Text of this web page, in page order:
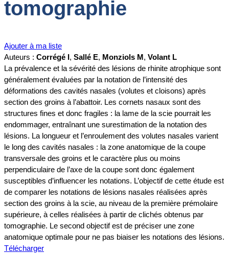
tomographie
Ajouter à ma liste
Auteurs : Corrégé I, Sallé E, Monziols M, Volant L
La prévalence et la sévérité des lésions de rhinite atrophique sont
généralement évaluées par la notation de l’intensité des
déformations des cavités nasales (volutes et cloisons) après
section des groins à l’abattoir. Les cornets nasaux sont des
structures fines et donc fragiles : la lame de la scie pourrait les
endommager, entraînant une surestimation de la notation des
lésions. La longueur et l’enroulement des volutes nasales varient
le long des cavités nasales : la zone anatomique de la coupe
transversale des groins et le caractère plus ou moins
perpendiculaire de l’axe de la coupe sont donc également
susceptibles d’influencer les notations. L’objectif de cette étude est
de comparer les notations de lésions nasales réalisées après
section des groins à la scie, au niveau de la première prémolaire
supérieure, à celles réalisées à partir de clichés obtenus par
tomographie. Le second objectif est de préciser une zone
anatomique optimale pour ne pas biaiser les notations des lésions.
Télécharger